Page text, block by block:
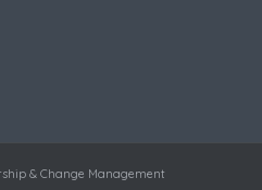
& Change Management